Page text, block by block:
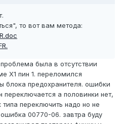
то вот вам метода:
была в отсутствии
Х1 пин 1. переломился
блока предохранителя. ошибки
переключается а половинки нет,
переключить надо но не
00770-06. завтра буду